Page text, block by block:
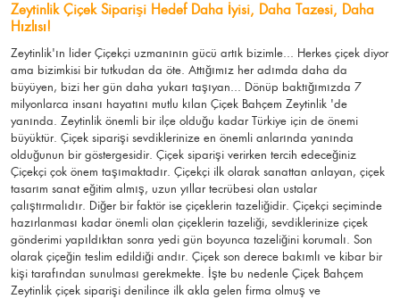
Zeytinlik Çiçek Siparişi Hedef Daha İyisi, Daha Tazesi, Daha
Hızlısı!
Zeytinlik'ın lider Çiçekçi uzmanının gücü artık bizimle... Herkes çiçek diyor
ama bizimkisi bir tutkudan da öte. Attığımız her adımda daha da
büyüyen, bizi her gün daha yukarı taşıyan... Dönüp baktığımızda 7
milyonlarca insanı hayatını mutlu kılan Çiçek Bahçem Zeytinlik 'de
yanında. Zeytinlik önemli bir ilçe olduğu kadar Türkiye için de önemi
büyüktür. Çiçek siparişi sevdiklerinize en önemli anlarında yanında
olduğunun bir göstergesidir. Çiçek siparişi verirken tercih edeceğiniz
Çiçekçi çok önem taşımaktadır. Çiçekçi ilk olarak sanattan anlayan, çiçek
tasarım sanat eğitim almış, uzun yıllar tecrübesi olan ustalar
çalıştırmalıdır. Diğer bir faktör ise çiçeklerin tazeliğidir. Çiçekçi seçiminde
hazırlanması kadar önemli olan çiçeklerin tazeliği, sevdiklerinize çiçek
gönderimi yapıldıktan sonra yedi gün boyunca tazeliğini korumalı. Son
olarak çiçeğin teslim edildiği andır. Çiçek son derece bakımlı ve kibar bir
kişi tarafından sunulması gerekmekte. İşte bu nedenle Çiçek Bahçem
Zeytinlik çiçek siparişi denilince ilk akla gelen firma olmuş ve